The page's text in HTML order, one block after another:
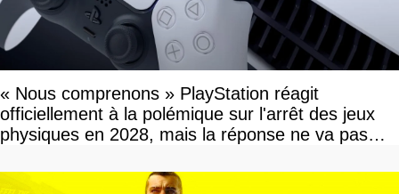
« Nous comprenons » PlayStation réagit
officiellement à la polémique sur l'arrêt des jeux
physiques en 2028, mais la réponse ne va pas